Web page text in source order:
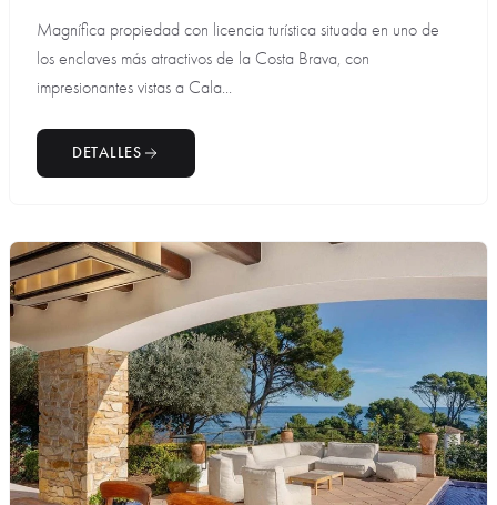
Magnífica propiedad con licencia turística situada en uno de
los enclaves más atractivos de la Costa Brava, con
impresionantes vistas a Cala...
DETALLES